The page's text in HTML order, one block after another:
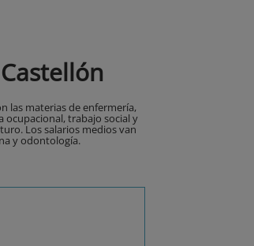
las materias de enfermería,
ocupacional, trabajo social y
Los salarios medios van
y odontología.